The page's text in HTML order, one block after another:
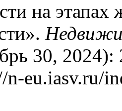
на этапах
30, 2024):
n-eu.iasv.ru/